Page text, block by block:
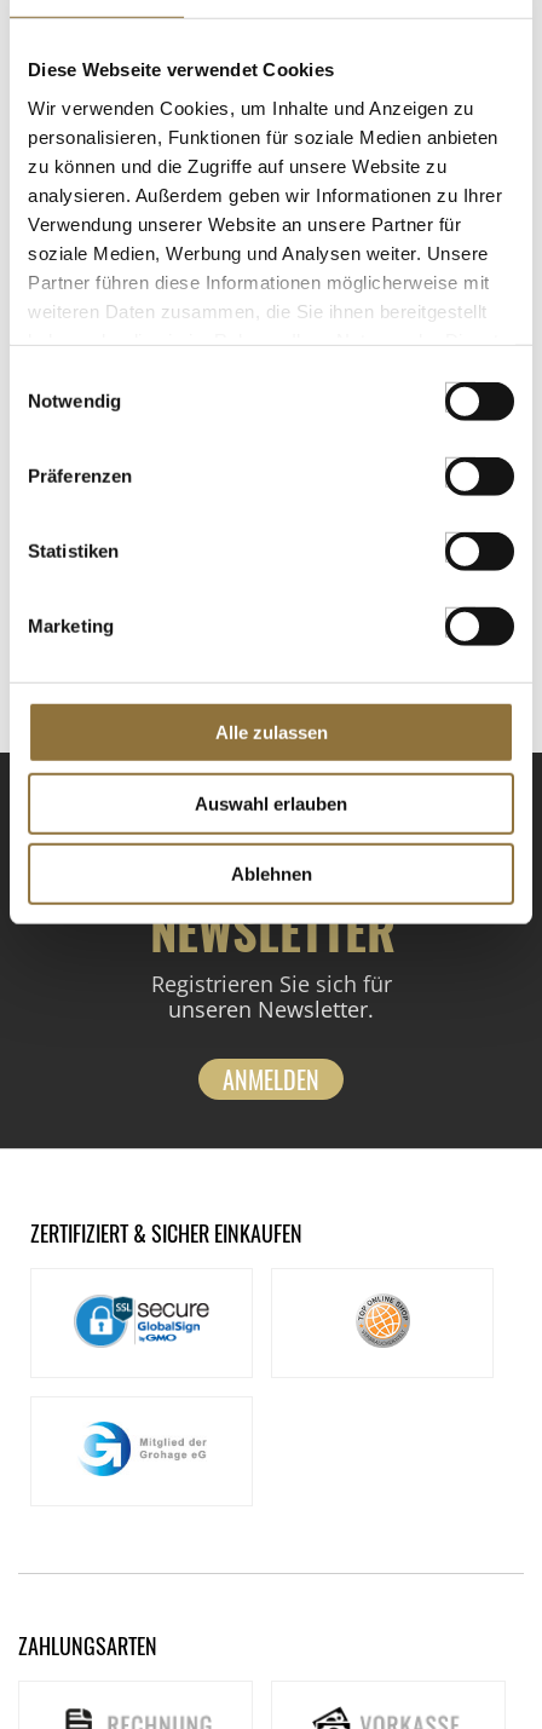
Diese Webseite verwendet Cookies
Wir verwenden Cookies, um Inhalte und Anzeigen zu
personalisieren, Funktionen für soziale Medien anbieten
zu können und die Zugriffe auf unsere Website zu
analysieren. Außerdem geben wir Informationen zu Ihrer
Verwendung unserer Website an unsere Partner für
soziale Medien, Werbung und Analysen weiter. Unsere
Partner führen diese Informationen möglicherweise mit
weiteren Daten zusammen, die Sie ihnen bereitgestellt
Notwendig
Präferenzen
Statistiken
Marketing
Alle zulassen
Auswahl erlauben
Ablehnen
LEBENSMITTELKENNZEICHNUNGEN
Conchiglioni Arleccino, 4-farbig, 500 g
€ 5,82
St.
Eingelegte Artischocken - Carciofi sott
€ 61,17/ kg
NEWSLETTER
Registrieren Sie sich für
unseren Newsletter.
ANMELDEN
ZERTIFIZIERT & SICHER EINKAUFEN
ZAHLUNGSARTEN